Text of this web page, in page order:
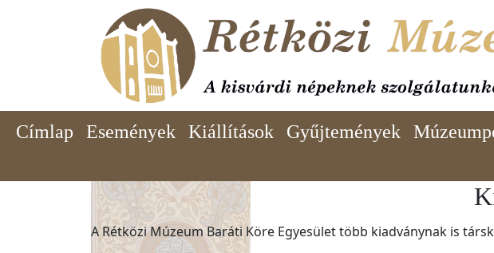
Címlap Események Kiállítások Gyűjtemények
A Rétközi Múzeum Baráti Köre Egyesület több kiadványnak is